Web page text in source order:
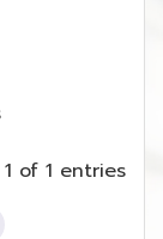
of 1 entries